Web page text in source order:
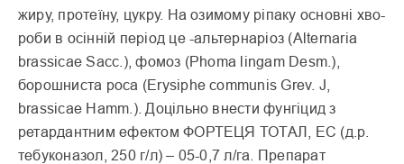
жиру, протеїну, цукру. На озимому ріпаку основні хво­
роби в осінній період це -альтернаріоз (Alternaria
brassicae Sacc.), фомоз (Phoma lingam Desm.),
борошниста роса (Erysiphe communis Grev. J,
brassicae Hamm.). Доцільно внести фунгіцид з
ретардантним ефектом ФОРТЕЦЯ ТОТАЛ, EC (д.р.
тебуконазол, 250 г/л) – 05-0,7 л/га. Препарат